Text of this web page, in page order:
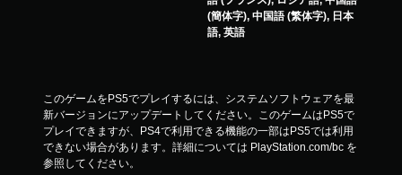
(簡体字), 中国語 (繁体字), 日本
語, 英語
このゲームをPS5でプレイするには、システムソフトウェアを最
新バージョンにアップデートしてください。このゲームはPS5で
プレイできますが、PS4で利用できる機能の一部はPS5では利用
できない場合があります。詳細については PlayStation.com/bc を
参照してください。